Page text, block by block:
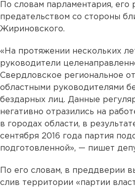
По словам парламентария, его
предательством со стороны
Жириновского.
«На протяжении нескольких
руководители
Свердловское региональное
областными руководителями
бездарных лиц. Данные
негативно отразились на
в городах области, в
сентября 2016 года партия
подготовленной», — пишет
По его словам, в преддверии
слив территории «партии